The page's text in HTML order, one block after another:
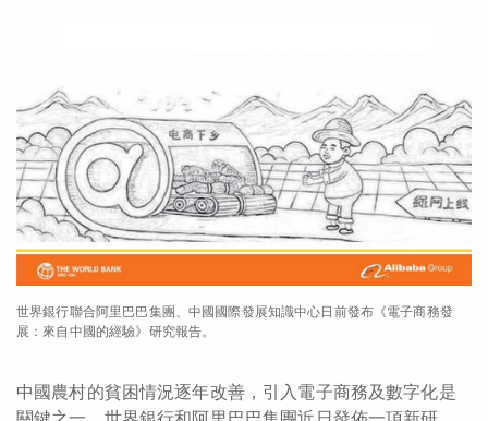
世界銀行聯合阿里巴巴集團、中國國際發展知識中心日前發布《電子商務發
展：來自中國的經驗》研究報告。
中國農村的貧困情況逐年改善，引入電子商務及數字化是